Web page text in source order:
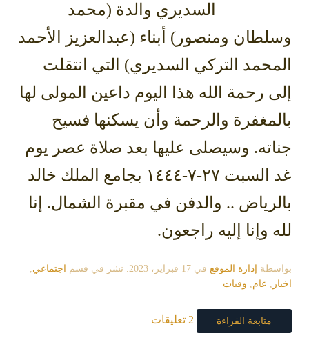
السديري والدة (محمد
وسلطان ومنصور) أبناء (عبدالعزيز الأحمد
المحمد التركي السديري) التي انتقلت
إلى رحمة الله هذا اليوم داعين المولى لها
بالمغفرة والرحمة وأن يسكنها فسيح
جناته. وسيصلى عليها بعد صلاة عصر يوم
غد السبت ٢٧-٧-١٤٤٤ بجامع الملك خالد
بالرياض .. والدفن في مقبرة الشمال. إنا
لله وإنا إليه راجعون.
بواسطة إدارة الموقع في 17 فبراير، 2023 . نشر في قسم اجتماعي,
اخبار , عام, وفيات
متابعة القراءة 2 تعليقات